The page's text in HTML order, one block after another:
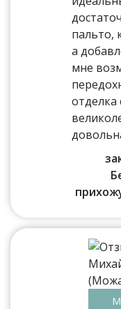
пальто,
а
мне
отделка